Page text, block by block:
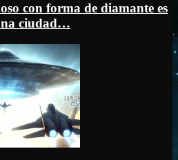
con forma de diamante es
ciudad…